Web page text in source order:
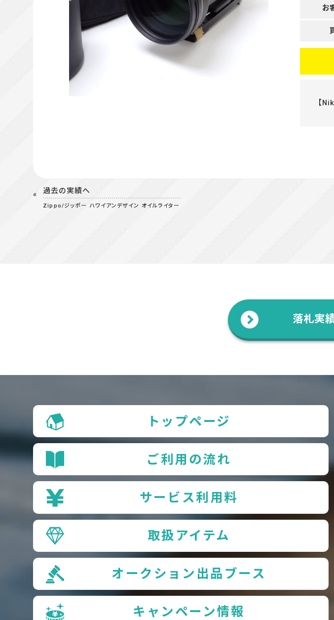
お
【
過去の実績へ
Zippo/ジッポー ハワイアンデザイン オイルライター
落札実
トップページ
ご利用の流れ
サービス利用料
取扱アイテム
オークション出品ブース
キャンペーン情報